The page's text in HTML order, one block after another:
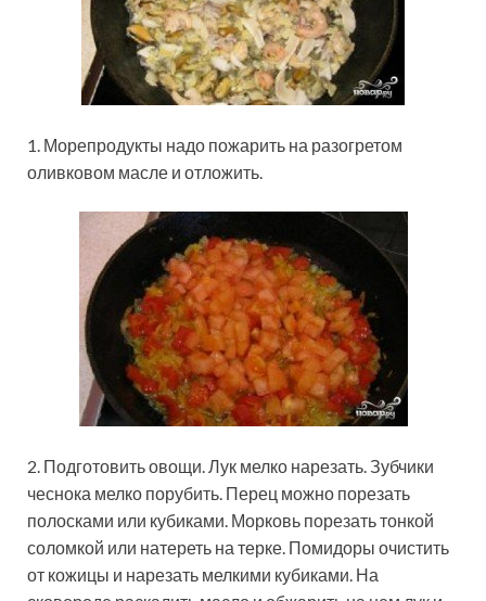
1. Морепродукты надо пожарить на разогретом
оливковом масле и отложить.
2. Подготовить овощи. Лук мелко нарезать. Зубчики
чеснока мелко порубить. Перец можно порезать
полосками или кубиками. Морковь порезать тонкой
соломкой или натереть на терке. Помидоры очистить
от кожицы и нарезать мелкими кубиками. На